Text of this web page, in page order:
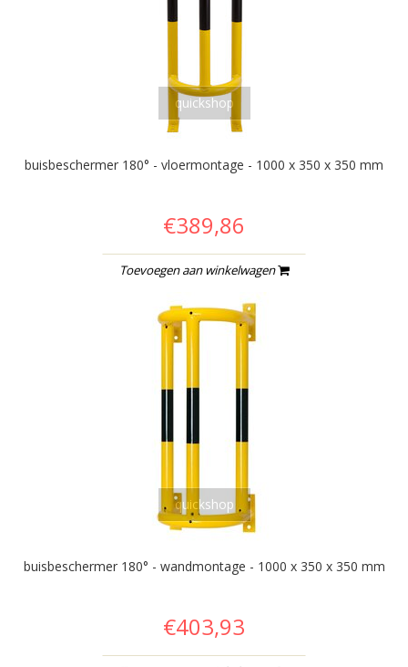
quickshop
buisbeschermer 180° - vloermontage - 1000 x 350 x 350 mm
€389,86
Toevoegen aan winkelwagen
quickshop
buisbeschermer 180° - wandmontage - 1000 x 350 x 350 mm
€403,93